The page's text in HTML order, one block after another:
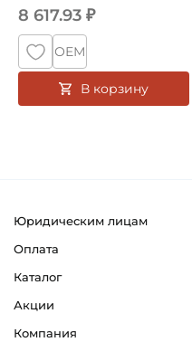
8 617.93 ₽
ОЕМ
В корзину
Юридическим лицам
Оплата
Каталог
Акции
Компания